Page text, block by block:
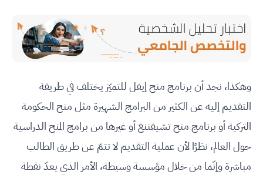
وهكذا، نجد أن برنامج منح إيفل للتميّز يختلف في طريقة
التقديم إليه عن الكثير من البرامج الشهيرة مثل منح الحكومة
التركية أو برنامج منح تشيفننغ أو غيرها من برامج المنح الدراسية
حول العالم، نظرًا لأن عملية التقديم لا تتمّ عن طريق الطالب
مباشرة وإنّما من خلال مؤسسة وسيطة، الأمر الذي يعدّ نقطة